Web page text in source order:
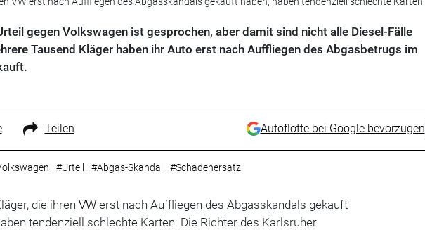
gegen Volkswagen ist gesprochen, aber damit sind nicht alle Diesel-Fälle
Tausend Kläger haben ihr Auto erst nach Auffliegen des Abgasbetrugs im
Teilen Autoflotte bei Google bevorzugen
#Urteil #Abgas-Skandal #Schadenersatz
die ihrenVW erst nach Auffliegen des Abgasskandals gekauft
tendenziell schlechte Karten. Die Richter des Karlsruher